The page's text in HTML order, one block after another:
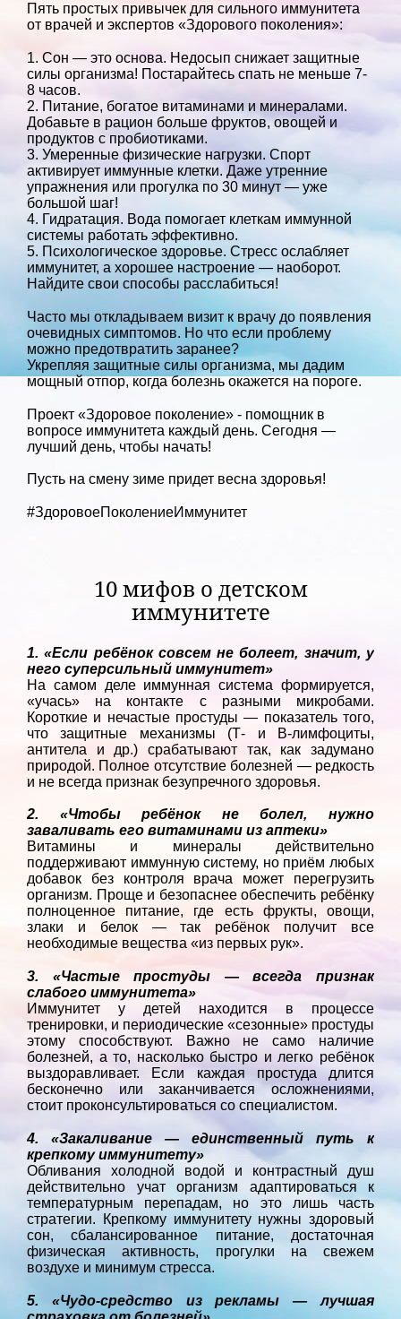
Пять простых привычек для сильного иммунитета
от врачей и экспертов «Здорового поколения»:
1. Сон — это основа. Недосып снижает защитные
силы организма! Постарайтесь спать не меньше 7-
8 часов.
2. Питание, богатое витаминами и минералами.
Добавьте в рацион больше фруктов, овощей и
продуктов с пробиотиками.
3. Умеренные физические нагрузки. Спорт
активирует иммунные клетки. Даже утренние
упражнения или прогулка по 30 минут — уже
большой шаг!
4. Гидратация. Вода помогает клеткам иммунной
системы работать эффективно.
5. Психологическое здоровье. Стресс ослабляет
иммунитет, а хорошее настроение — наоборот.
Найдите свои способы расслабиться!
Часто мы откладываем визит к врачу до появления
очевидных симптомов. Но что если проблему
можно предотвратить заранее?
Укрепляя защитные силы организма, мы дадим
мощный отпор, когда болезнь окажется на пороге.
Проект «Здоровое поколение» - помощник в
вопросе иммунитета каждый день. Сегодня —
лучший день, чтобы начать!
Пусть на смену зиме придет весна здоровья!
#ЗдоровоеПоколениеИммунитет
10 мифов о детском
иммунитете
1. «Если ребёнок совсем не болеет, значит, у
него суперсильный иммунитет»
На самом деле иммунная система формируется,
«учась» на контакте с разными микробами.
Короткие и нечастые простуды — показатель того,
что защитные механизмы (Т- и В-лимфоциты,
антитела и др.) срабатывают так, как задумано
природой. Полное отсутствие болезней — редкость
и не всегда признак безупречного здоровья.
2. «Чтобы ребёнок не болел, нужно
заваливать его витаминами из аптеки»
Витамины и минералы действительно
поддерживают иммунную систему, но приём любых
добавок без контроля врача может перегрузить
организм. Проще и безопаснее обеспечить ребёнку
полноценное питание, где есть фрукты, овощи,
злаки и белок — так ребёнок получит все
необходимые вещества «из первых рук».
3. «Частые простуды — всегда признак
слабого иммунитета»
Иммунитет у детей находится в процессе
тренировки, и периодические «сезонные» простуды
этому способствуют. Важно не само наличие
болезней, а то, насколько быстро и легко ребёнок
выздоравливает. Если каждая простуда длится
бесконечно или заканчивается осложнениями,
стоит проконсультироваться со специалистом.
4. «Закаливание — единственный путь к
крепкому иммунитету»
Обливания холодной водой и контрастный душ
действительно учат организм адаптироваться к
температурным перепадам, но это лишь часть
стратегии. Крепкому иммунитету нужны здоровый
сон, сбалансированное питание, достаточная
физическая активность, прогулки на свежем
воздухе и минимум стресса.
5. «Чудо-средство из рекламы — лучшая